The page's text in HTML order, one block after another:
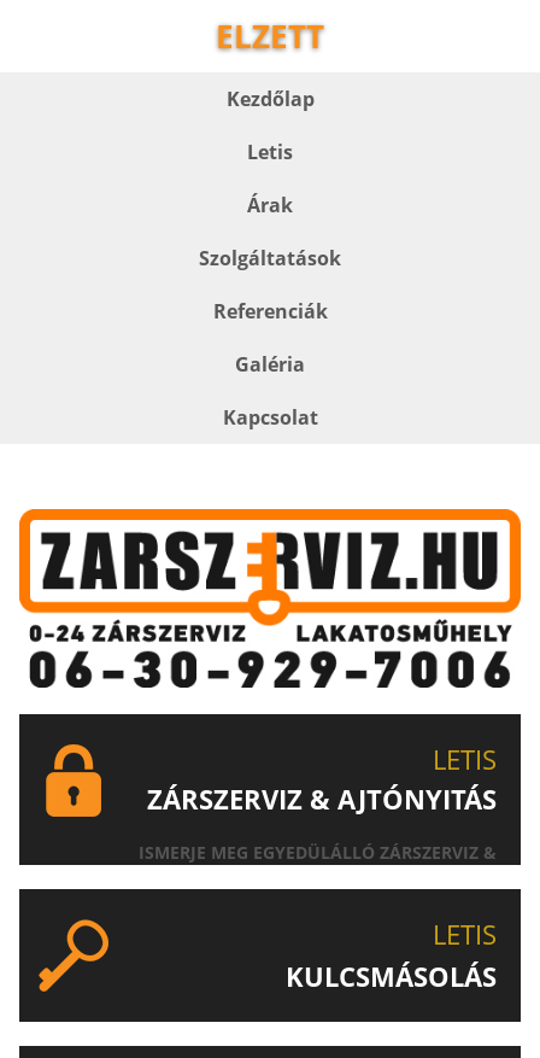
ELZETT
Kezdőlap
Letis
Árak
Szolgáltatások
Referenciák
Galéria
Kapcsolat
LETIS
ZÁRSZERVIZ & AJTÓNYITÁS
ISMERJE MEG EGYEDÜLÁLLÓ ZÁRSZERVIZ &
LETIS
KULCSMÁSOLÁS